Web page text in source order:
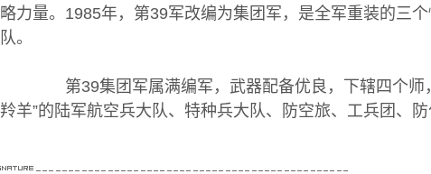
略力量。1985年，第39军改编为集团军，是全军重装的三
队。
第39集团军属满编军，武器配备优良，下辖四个师，
羚羊”的陆军航空兵大队、特种兵大队、防空旅、工兵团、